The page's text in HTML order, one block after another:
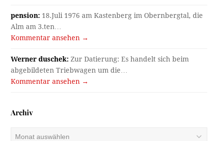
pension: 18.Juli 1976 am Kastenberg im Obernbergtal, die
Alm am 3.ten…
Kommentar ansehen →
Werner duschek: Zur Datierung: Es handelt sich beim
abgebildeten Triebwagen um die…
Kommentar ansehen →
Archiv
Archiv